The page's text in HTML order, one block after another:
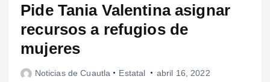
Pide Tania Valentina asignar
recursos a refugios de
mujeres
Noticias de Cuautla Estatal abril 16, 2022